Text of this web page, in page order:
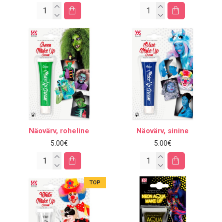
Näovärv, roheline
5.00€
Näovärv, sinine
5.00€
TOP